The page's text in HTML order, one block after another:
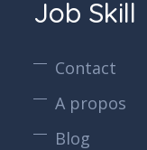
Job Skill
Contact
A propos
Blog